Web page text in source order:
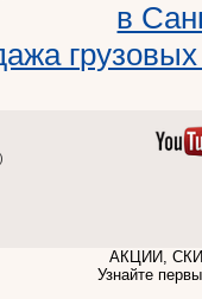
в
АКЦИИ,
Узнайте